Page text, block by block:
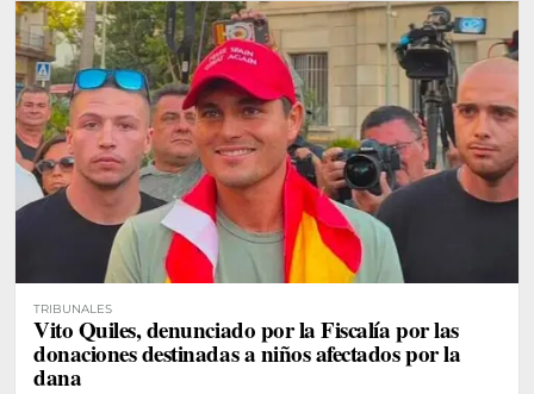
TRIBUNALES
Vito Quiles, denunciado por la Fiscalía por las
donaciones destinadas a niños afectados por la
dana